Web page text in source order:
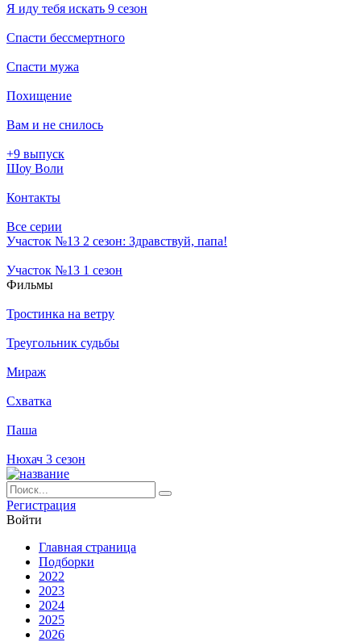
Я иду тебя искать 9 сезон
Спасти бессмертного
Спасти мужа
Похищение
Вам и не снилось
+9 выпуск
Шоу Воли
Контакты
Все серии
Участок №13 2 сезон: Здравствуй, папа!
Участок №13 1 сезон
Филь­мы
Тростинка на ветру
Треугольник судьбы
Мираж
Схватка
Паша
Нюхач 3 сезон
Ре­ги­ст­ра­ция
Вой­ти
Глав­ная стра­ни­ца
Подборки
2022
2023
2024
2025
2026